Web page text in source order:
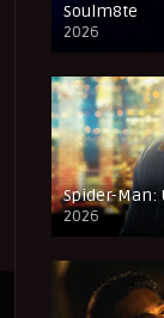
Soulm8te
2026
FULL HD
Spider-Man:
2026
CAM